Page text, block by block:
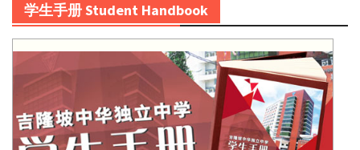
学生手册 Student Handbook